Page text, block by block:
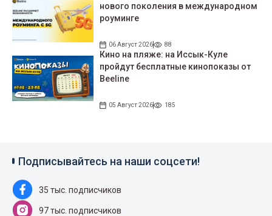
нового поколения в международном
роуминге
06 Август 2026 88
Кино на пляже: на Иссык-Куле
пройдут беcплатные кинопоказы от
Beeline
05 Август 2026 185
Подписывайтесь на наши соцсети!
35 тыс. подписчиков
97 тыс. подписчиков